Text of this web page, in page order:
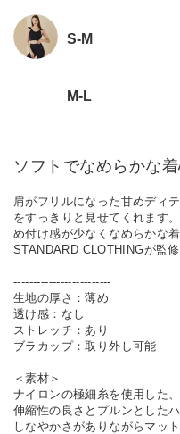
S-M
M-L
ソフトでなめらかな
肩がフリルになった甘めディ
をすっきりと見せてくれます
め付け感が少なくなめらかな
STANDARD CLOTHINGが監修
-------------------------
生地の厚さ：薄め
透け感：なし
ストレッチ：あり
ブラカップ：取り外し可能
-------------------------
＜素材＞
ナイロンの極細糸を使用した
伸縮性の良さとプルンとした
しなやかさがありながらマッ